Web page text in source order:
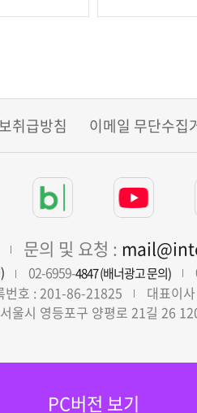
취급방침 이메일 무단수집
문의 및 요청 :
02-6959-4847 (배너광고 문의)
번호 : 201-86-21825
대표이
울시 영등포구 양평로 21길 26
PC버전 보기